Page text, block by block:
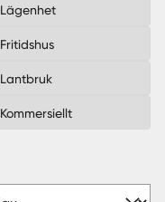
Lägenhet
Fritidshus
Lantbruk
Kommersiellt